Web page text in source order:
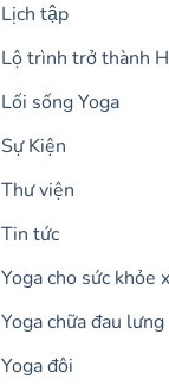
Lịch tập
Lộ trình trở thành
Lối sống Yoga
Sự Kiện
Thư viện
Tin tức
Yoga cho sức khỏe
Yoga chữa đau lưng
Yoga đôi